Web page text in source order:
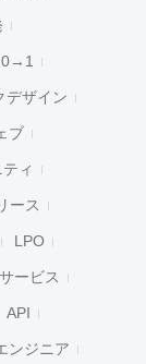
0→1
デザイン
ブ
ィ
ース
LPO
ービス
API
ンジニア